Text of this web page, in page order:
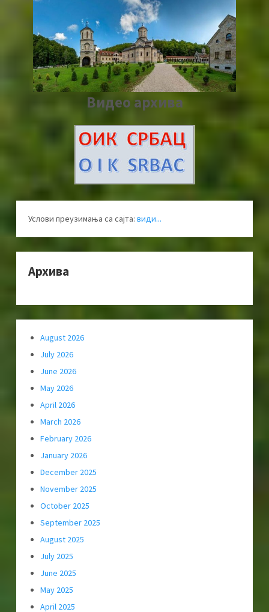
Видео архива
Услови преузимања са сајта: види...
Архива
August 2026
July 2026
June 2026
May 2026
April 2026
March 2026
February 2026
January 2026
December 2025
November 2025
October 2025
September 2025
August 2025
July 2025
June 2025
May 2025
April 2025